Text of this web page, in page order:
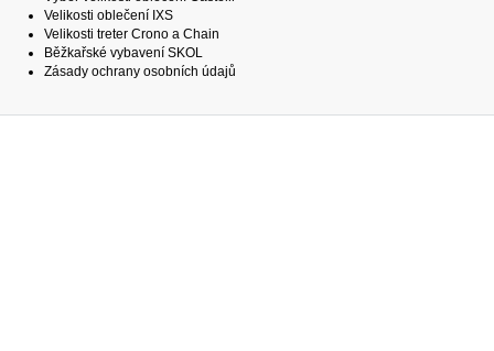
Velikosti oblečení IXS
Velikosti treter Crono a Chain
Běžkařské vybavení SKOL
Zásady ochrany osobních údajů